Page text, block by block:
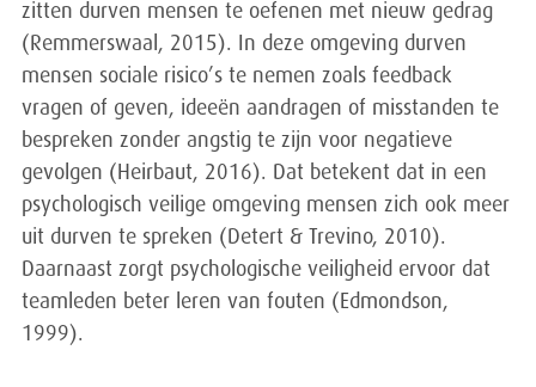
zitten durven mensen te oefenen met nieuw gedrag
(Remmerswaal, 2015). In deze omgeving durven
mensen sociale risico’s te nemen zoals feedback
vragen of geven, ideeën aandragen of misstanden te
bespreken zonder angstig te zijn voor negatieve
gevolgen (Heirbaut, 2016). Dat betekent dat in een
psychologisch veilige omgeving mensen zich ook meer
uit durven te spreken (Detert & Trevino, 2010).
Daarnaast zorgt psychologische veiligheid ervoor dat
teamleden beter leren van fouten (Edmondson,
1999).